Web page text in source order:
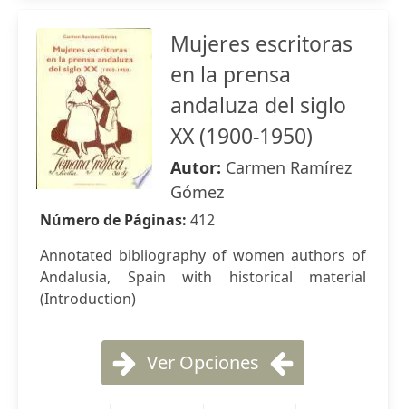
Mujeres escritoras
en la prensa
andaluza del siglo
XX (1900-1950)
Autor: Carmen Ramírez
Gómez
Número de Páginas: 412
Annotated bibliography of women authors of
Andalusia, Spain with historical material
(Introduction)
Ver Opciones